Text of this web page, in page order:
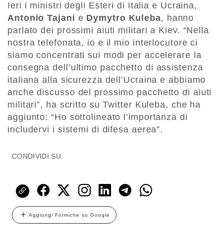
Ieri i ministri degli Esteri di Italia e Ucraina,
Antonio Tajani e Dymytro Kuleba, hanno
parlato dei prossimi aiuti militari a Kiev. “Nella
nostra telefonata, io e il mio interlocutore ci
siamo concentrati sui modi per accelerare la
consegna dell’ultimo pacchetto di assistenza
italiana alla sicurezza dell’Ucraina e abbiamo
anche discusso del prossimo pacchetto di aiuti
militari”, ha scritto su Twitter Kuleba, che ha
aggiunto: “Ho sottolineato l’importanza di
includervi i sistemi di difesa aerea”.
CONDIVIDI SU:
Aggiungi Formiche su Google